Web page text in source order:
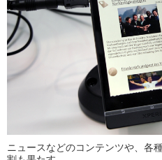
ニュースなどのコンテンツや、各